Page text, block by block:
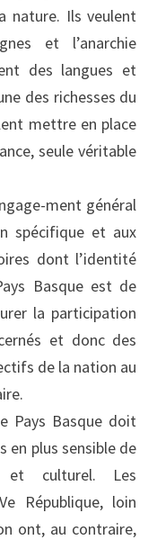
nature. Ils veulent
et l’anarchie
des langues et
des richesses du
mettre en place
seule véritable
ment général
spécifique et aux
dont l’identité
Basque est de
la participation
et donc des
de la nation au
Pays Basque doit
en plus sensible de
et culturel. Les
République, loin
ont, au contraire,